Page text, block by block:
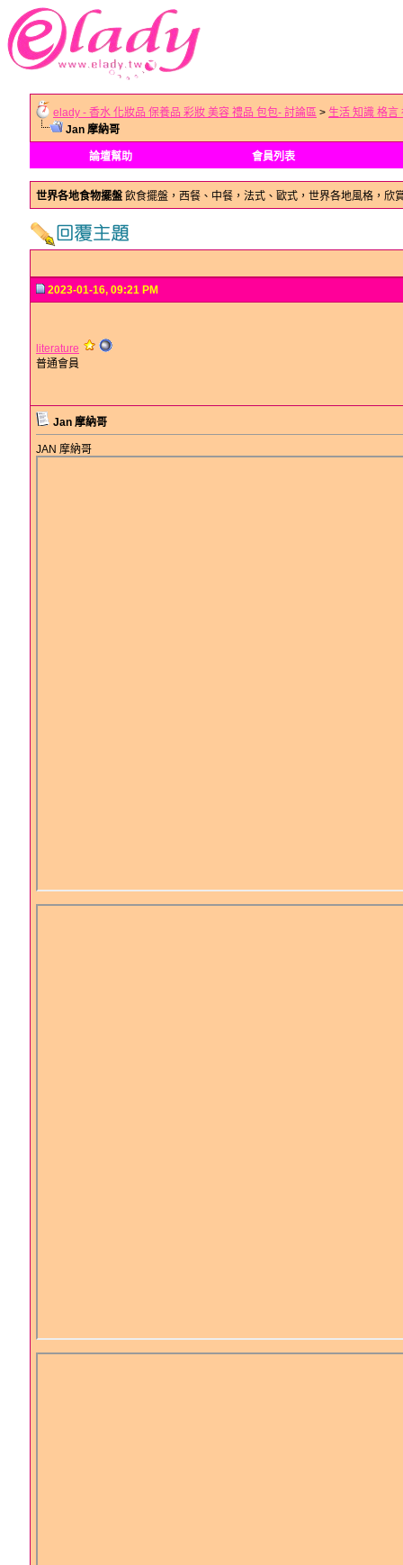
elady - 香水 化妝品 保養品 彩妝 美容 禮品 包包- 討論區 > 生活 知識 格言
Jan 摩納哥
論壇幫助 會員列表
世界各地食物擺盤 飲食擺盤，西餐、中餐，法式、歐式，世界各地風格，欣
2023-01-16, 09:21 PM
literature
普通會員
Jan 摩納哥
JAN 摩納哥